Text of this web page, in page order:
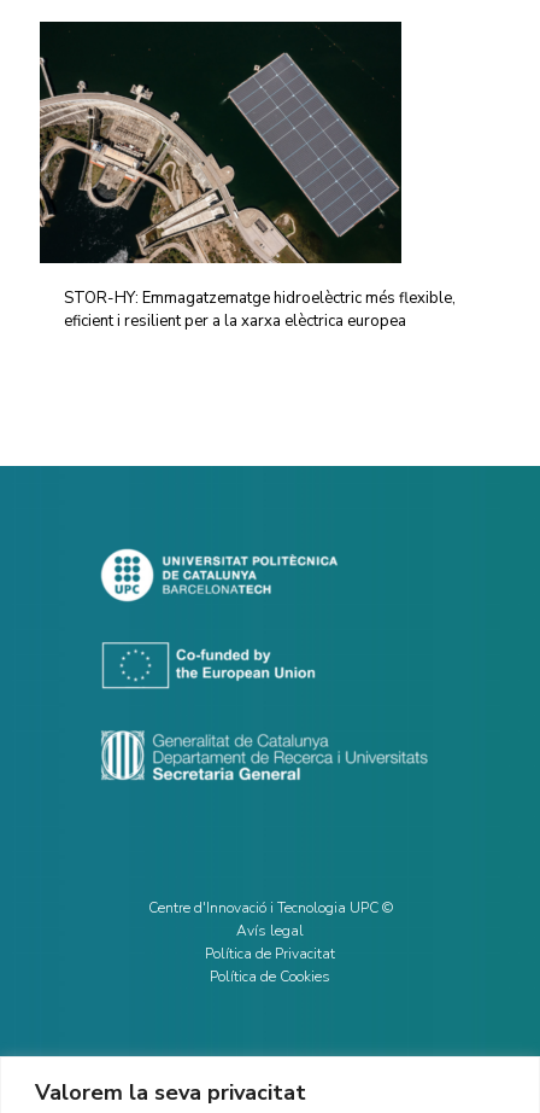
Valorem la seva privacitat
STOR-HY: Emmagatzematge hidroelèctric més flexible,
eficient i resilient per a la xarxa elèctrica europea
Centre d'Innovació i Tecnologia UPC ©
Avís legal
Política de Privacitat
Política de Cookies
CONTACTE